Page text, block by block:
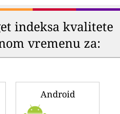
indeksa kvalitete
vremenu za:
Android